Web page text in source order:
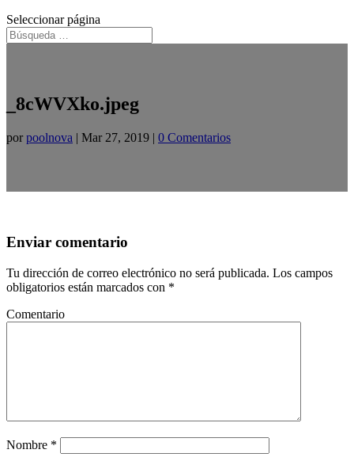
Seleccionar página
_8cWVXko.jpeg
porpoolnova | Mar 27, 2019 | 0 Comentarios
Enviar comentario
Tu dirección de correo electrónico no será publicada. Los campos
obligatorios están marcados con *
Comentario
Nombre *